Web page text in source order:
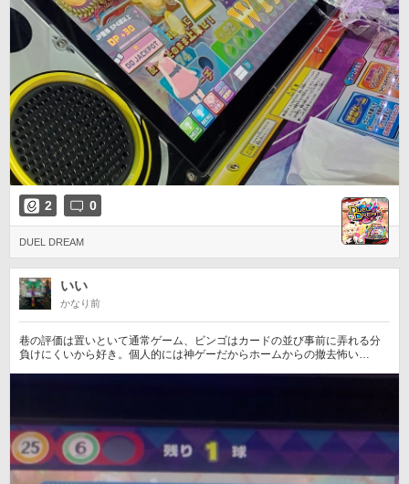
2 0
DUEL DREAM
いい
かなり前
巷の評価は置いといて通常ゲーム、ビンゴはカードの並び事前に弄れる分
負けにくいから好き。個人的には神ゲーだからホームからの撤去怖い…